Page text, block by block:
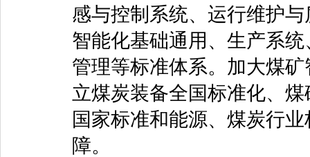
感与控制系统、运行维护
智能化基础通用、生产系
管理等标准体系。加大煤
立煤炭装备全国标准化、
国家标准和能源、煤炭行
障。